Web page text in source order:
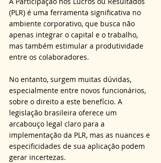
(PLR) é uma ferramenta significativa no
ambiente corporativo, que busca não
apenas integrar o capital e o trabalho,
mas também estimular a produtividade
entre os colaboradores.
No entanto, surgem muitas dúvidas,
especialmente entre novos funcionários,
sobre o direito a este benefício. A
legislação brasileira oferece um
arcabouço legal claro para a
implementação da PLR, mas as nuances e
especificidades de sua aplicação podem
gerar incertezas.